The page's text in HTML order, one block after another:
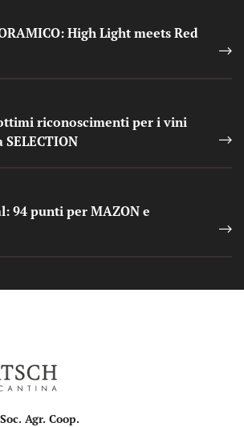
High Light meets Red
riconoscimenti per i vini
94 punti per MAZON e
Agr. Coop.